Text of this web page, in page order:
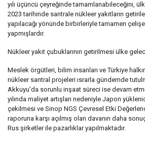
yılı üçüncü çeyreğinde tamamlanabileceğini,
2023 tarihinde santrale nükleer yakıtların
yapılacağı yönünde birbirleriyle tamamen
yapmışlardır.
Nükleer yakıt çubuklarının getirilmesi ülke
Meslek örgütleri, bilim insanları ve Türkiye
nükleer santral projeleri ısrarla gündemde
Akkuyu’da sorunlu inşaat süreci ise devam
yılında maliyet artışları nedeniyle Japon
çekilmesi ve Sinop NGS Çevresel Etki
raporuna karşı açılmış olan davanın daha
Rus şirketler ile pazarlıklar yapılmaktadır.